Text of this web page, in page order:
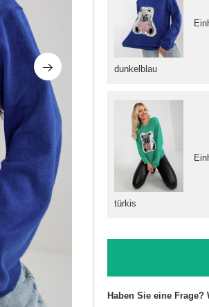
dunkelblau
türkis
Haben Sie eine